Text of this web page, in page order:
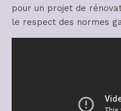
pour un projet de
le respect des normes